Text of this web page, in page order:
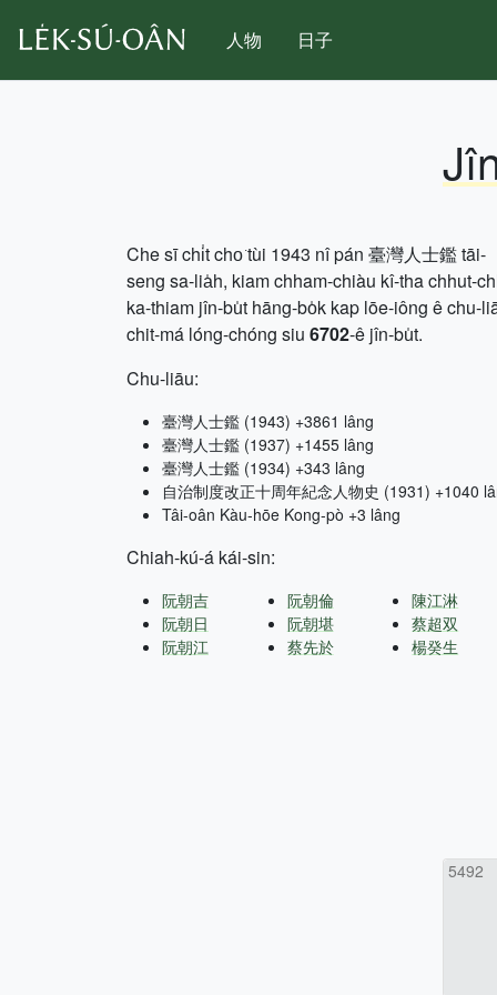
人物 日子
Che sī chi̍t cho͘ tùi 1943 nî pán 臺灣人士鑑 tāi-
seng sa-lia̍h, kiam chham-chiàu kî-tha chhut-
ka-thiam jîn-bu̍t hāng-bo̍k kap lōe-iông ê chu-
chit-má lóng-chóng siu 6702-ê jîn-bu̍t.
Chu-liāu:
臺灣人士鑑 (1943) +3861 lâng
臺灣人士鑑 (1937) +1455 lâng
臺灣人士鑑 (1934) +343 lâng
自治制度改正十周年紀念人物史 (1931) +1040
Tâi-oân Kàu-hōe Kong-pò +3 lâng
Chiah-kú-á kái-sin:
阮朝吉
阮朝日
阮朝江
阮朝倫
阮朝堪
蔡先於
陳江淋
蔡超双
楊癸生
5492